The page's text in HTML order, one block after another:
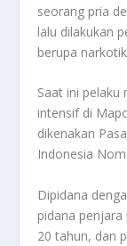
seorang pria
lalu dilakukan
berupa
Saat ini pelaku
intensif di
dikenakan
Indonesia
Dipidana
pidana
20 tahun, dan